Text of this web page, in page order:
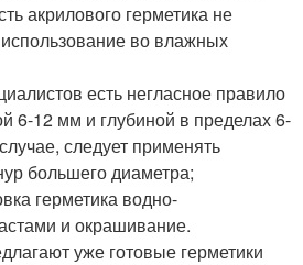
акрилового герметика не
во влажных
есть негласное правило
6-12 мм и глубиной в пределах 6-
следует применять
большего диаметра;
герметика водно-
и окрашивание.
уже готовые герметики